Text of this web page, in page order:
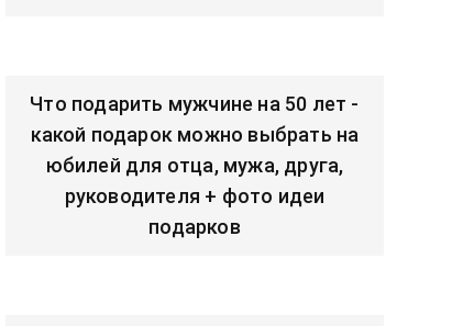
Что подарить мужчине на 50 лет -
какой подарок можно выбрать на
юбилей для отца, мужа, друга,
руководителя + фото идеи
подарков